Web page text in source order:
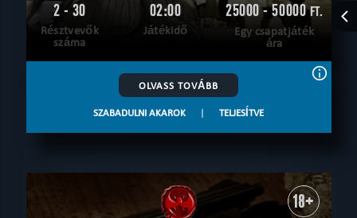
2 - 30
Résztvevők
száma
02:00
Játékidő
25000 - 50000FT.
Egy csapatjáték
ára
OLVASS TOVÁBB
SZABADULNI AKAROK | TELJESÍTVE
18+